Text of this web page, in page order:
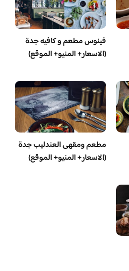
فينوس مطعم و كافيه جدة
(الاسعار+ المنيو+ الموقع)
مطعم ومقهى العندليب جدة
(الاسعار+ المنيو+ الموقع)